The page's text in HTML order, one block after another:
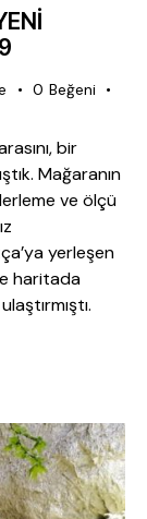
0 Beğeni
bir
Mağaranın
ve ölçü
yerleşen
haritada